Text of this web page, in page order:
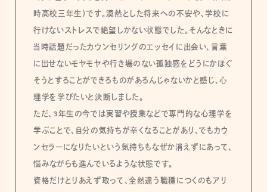
時高校三年生）です。漠然とした将来への不安や、学校に
行けないストレスで絶望しかない状態でした。そんなときに
当時話題だったカウンセリングのエッセイに出会い、言葉
に出せないモヤモヤや行き場のない孤独感をどうにかほぐ
そうとすることができるものがあるんじゃないかと感じ、心
理学を学びたいと決断しました。
ただ、3年生の今では実習や授業などで専門的な心理学を
学ぶことで、自分の気持ちが辛くなることがあり、でもカウ
ンセラーになりたいという気持ちもなぜか消えずにあって、
悩みながらも進んでいるような状態です。
資格だけとりあえず取って、全然違う職種につくのもアリ